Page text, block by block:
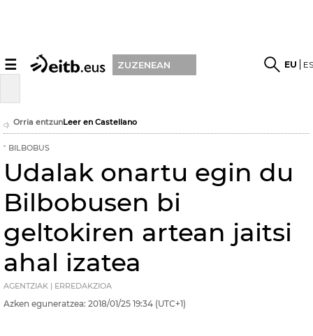
☰ ZUZENEAN EU
Orria entzunLeer en Castellano
BILBOBUS
Udalak onartu egin du
Bilbobusen bi
geltokiren artean jaitsi
ahal izatea
AGENTZIAK | ERREDAKZIOA
Azken eguneratzea: 2018/01/25 19:34 (UTC+1)